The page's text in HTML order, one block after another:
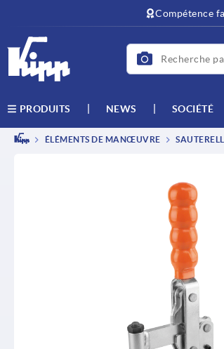
Compétence
PRODUITS NEWS SOCIÉTÉ
ÉLÉMENTS DE MANŒUVRE